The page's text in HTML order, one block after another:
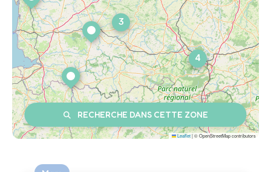
4
3
Leaflet|© OpenStreetMap contributors
RECHERCHE DANS CETTE ZONE